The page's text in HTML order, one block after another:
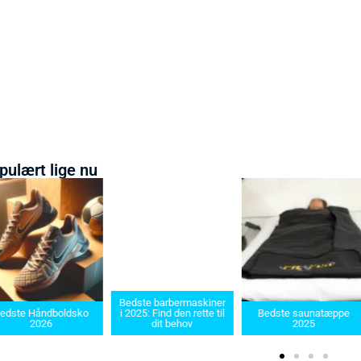
lige nu
Håndboldsko
2026
Bedste barbermaskiner
i 2025: Find den rette til
dit behov
Bedste saunatæppe
2025